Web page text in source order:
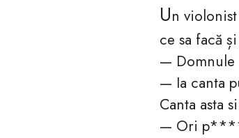
Un
ce sa facă
— Domnule
— Ia canta
Canta asta
— Ori p****